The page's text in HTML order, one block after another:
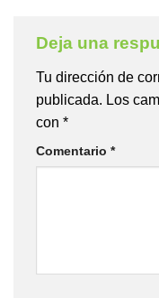
Deja una
Tu dirección de
publicada. Los
con *
Comentario *